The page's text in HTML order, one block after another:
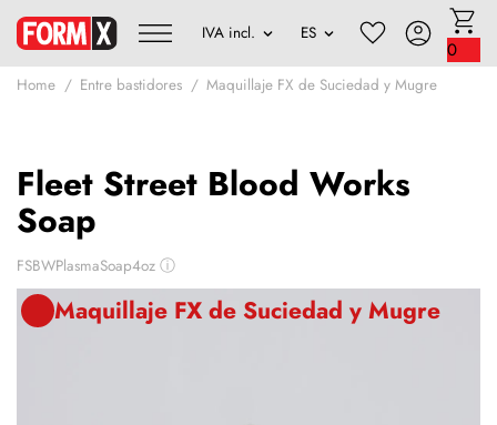
0
Home Entre bastidores Maquillaje FX de Suciedad y Mugre
Fleet Street Blood Works
Soap
FSBWPlasmaSoap4oz ⓘ
Maquillaje FX de Suciedad y Mugre